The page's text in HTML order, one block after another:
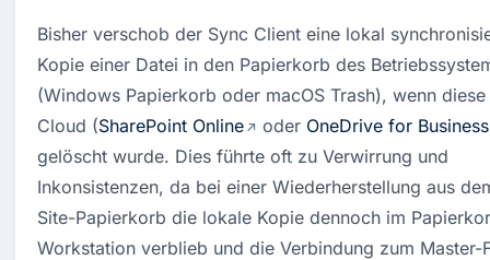
Bisher verschob der Sync Client eine lokal
Kopie einer Datei in den Papierkorb des
(Windows Papierkorb oder macOS Trash), wenn
Cloud (SharePoint Online oder OneDrive for Business
gelöscht wurde. Dies führte oft zu Verwirrung und
Inkonsistenzen, da bei einer Wiederherstellung aus
Site-Papierkorb die lokale Kopie dennoch im
Workstation verblieb und die Verbindung zum Master-